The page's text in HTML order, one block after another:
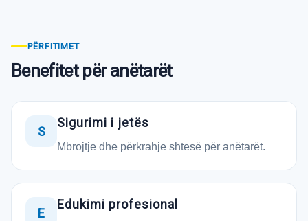
PËRFITIMET
Benefitet për anëtarët
S
Sigurimi i jetës
Mbrojtje dhe përkrahje shtesë për anëtarët.
E
Edukimi profesional